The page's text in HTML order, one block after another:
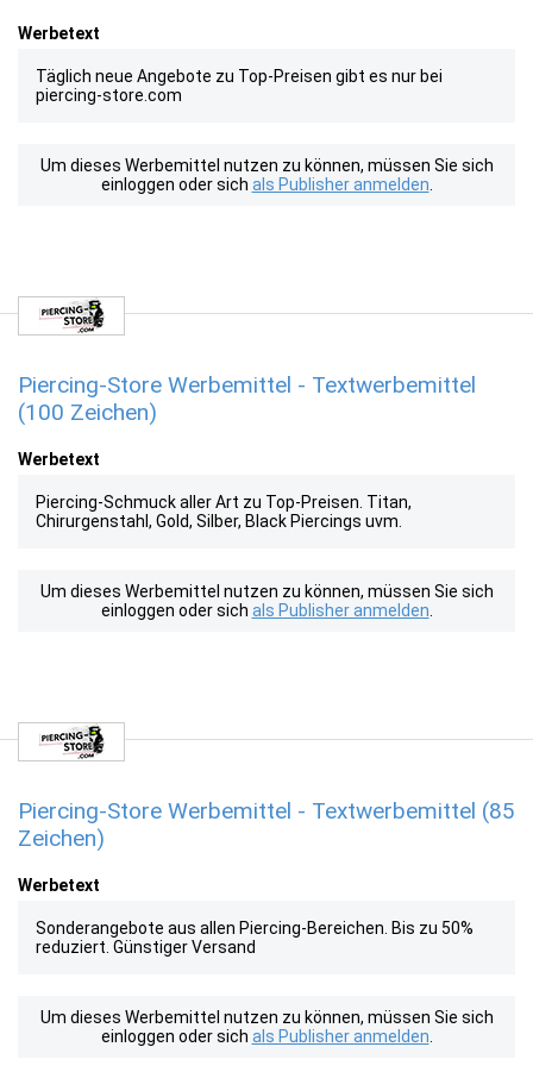
Werbetext
Täglich neue Angebote zu Top-Preisen gibt es nur bei
piercing-store.com
Um dieses Werbemittel nutzen zu können, müssen Sie sich
einloggen oder sich als Publisher anmelden
Piercing-Store Werbemittel - Textwerbemittel
(100 Zeichen)
Werbetext
Piercing-Schmuck aller Art zu Top-Preisen. Titan,
Chirurgenstahl, Gold, Silber, Black Piercings uvm.
Um dieses Werbemittel nutzen zu können, müssen Sie sich
einloggen oder sich als Publisher anmelden
Piercing-Store Werbemittel - Textwerbemittel (85
Zeichen)
Werbetext
Sonderangebote aus allen Piercing-Bereichen. Bis zu 50%
reduziert. Günstiger Versand
Um dieses Werbemittel nutzen zu können, müssen Sie sich
einloggen oder sich als Publisher anmelden